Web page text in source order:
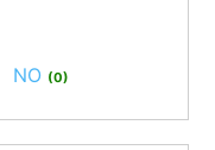
NO (0)